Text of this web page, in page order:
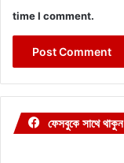
time I comment.
ফেসবুকে সাথে থাকুন